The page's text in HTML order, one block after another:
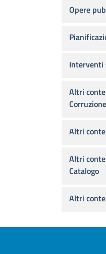
Opere
Interventi
Altri
Corruzione
Altri
Altri
Catalogo
Altri